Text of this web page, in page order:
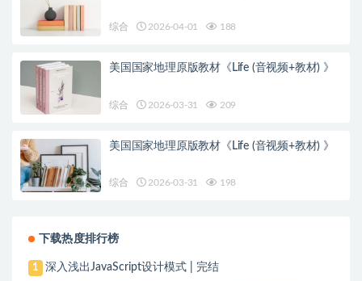
综合 2026-04-01 188
美国国家地理原版教材《Life (音视频+教材) 》
综合 2026-03-31 209
美国国家地理原版教材《Life (音视频+教材) 》
综合 2026-03-31 198
下载热度排行榜
1 深入浅出JavaScript设计模式 | 完结